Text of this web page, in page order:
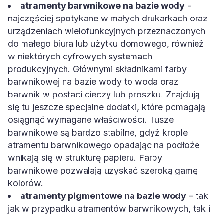
atramenty barwnikowe na bazie wody -
najczęściej spotykane w małych drukarkach oraz
urządzeniach wielofunkcyjnych przeznaczonych
do małego biura lub użytku domowego, również
w niektórych cyfrowych systemach
produkcyjnych. Głównymi składnikami farby
barwnikowej na bazie wody to woda oraz
barwnik w postaci cieczy lub proszku. Znajdują
się tu jeszcze specjalne dodatki, które pomagają
osiągnąć wymagane właściwości. Tusze
barwnikowe są bardzo stabilne, gdyż krople
atramentu barwnikowego opadając na podłoże
wnikają się w strukturę papieru. Farby
barwnikowe pozwalają uzyskać szeroką gamę
kolorów.
atramenty pigmentowe na bazie wody – tak
jak w przypadku atramentów barwnikowych, tak i